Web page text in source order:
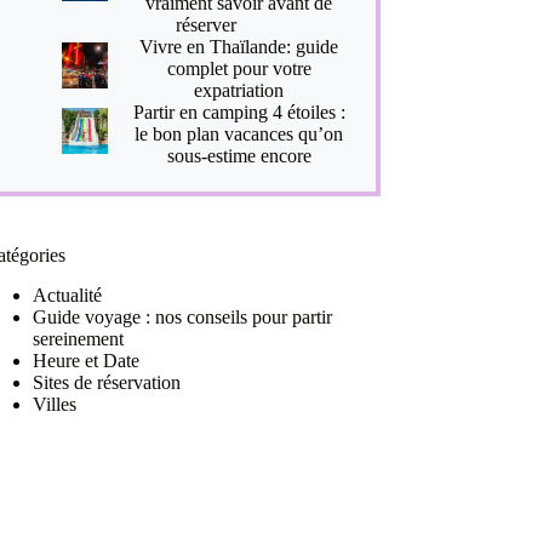
réserver
Vivre en Thaïlande: guide
complet pour votre
expatriation
Partir en camping 4 étoiles :
le bon plan vacances qu’on
sous-estime encore
Actualité
Guide voyage : nos conseils pour partir
sereinement
Heure et Date
Sites de réservation
Villes